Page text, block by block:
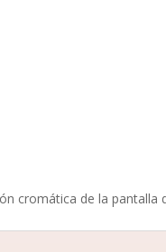
cromática de la pantalla